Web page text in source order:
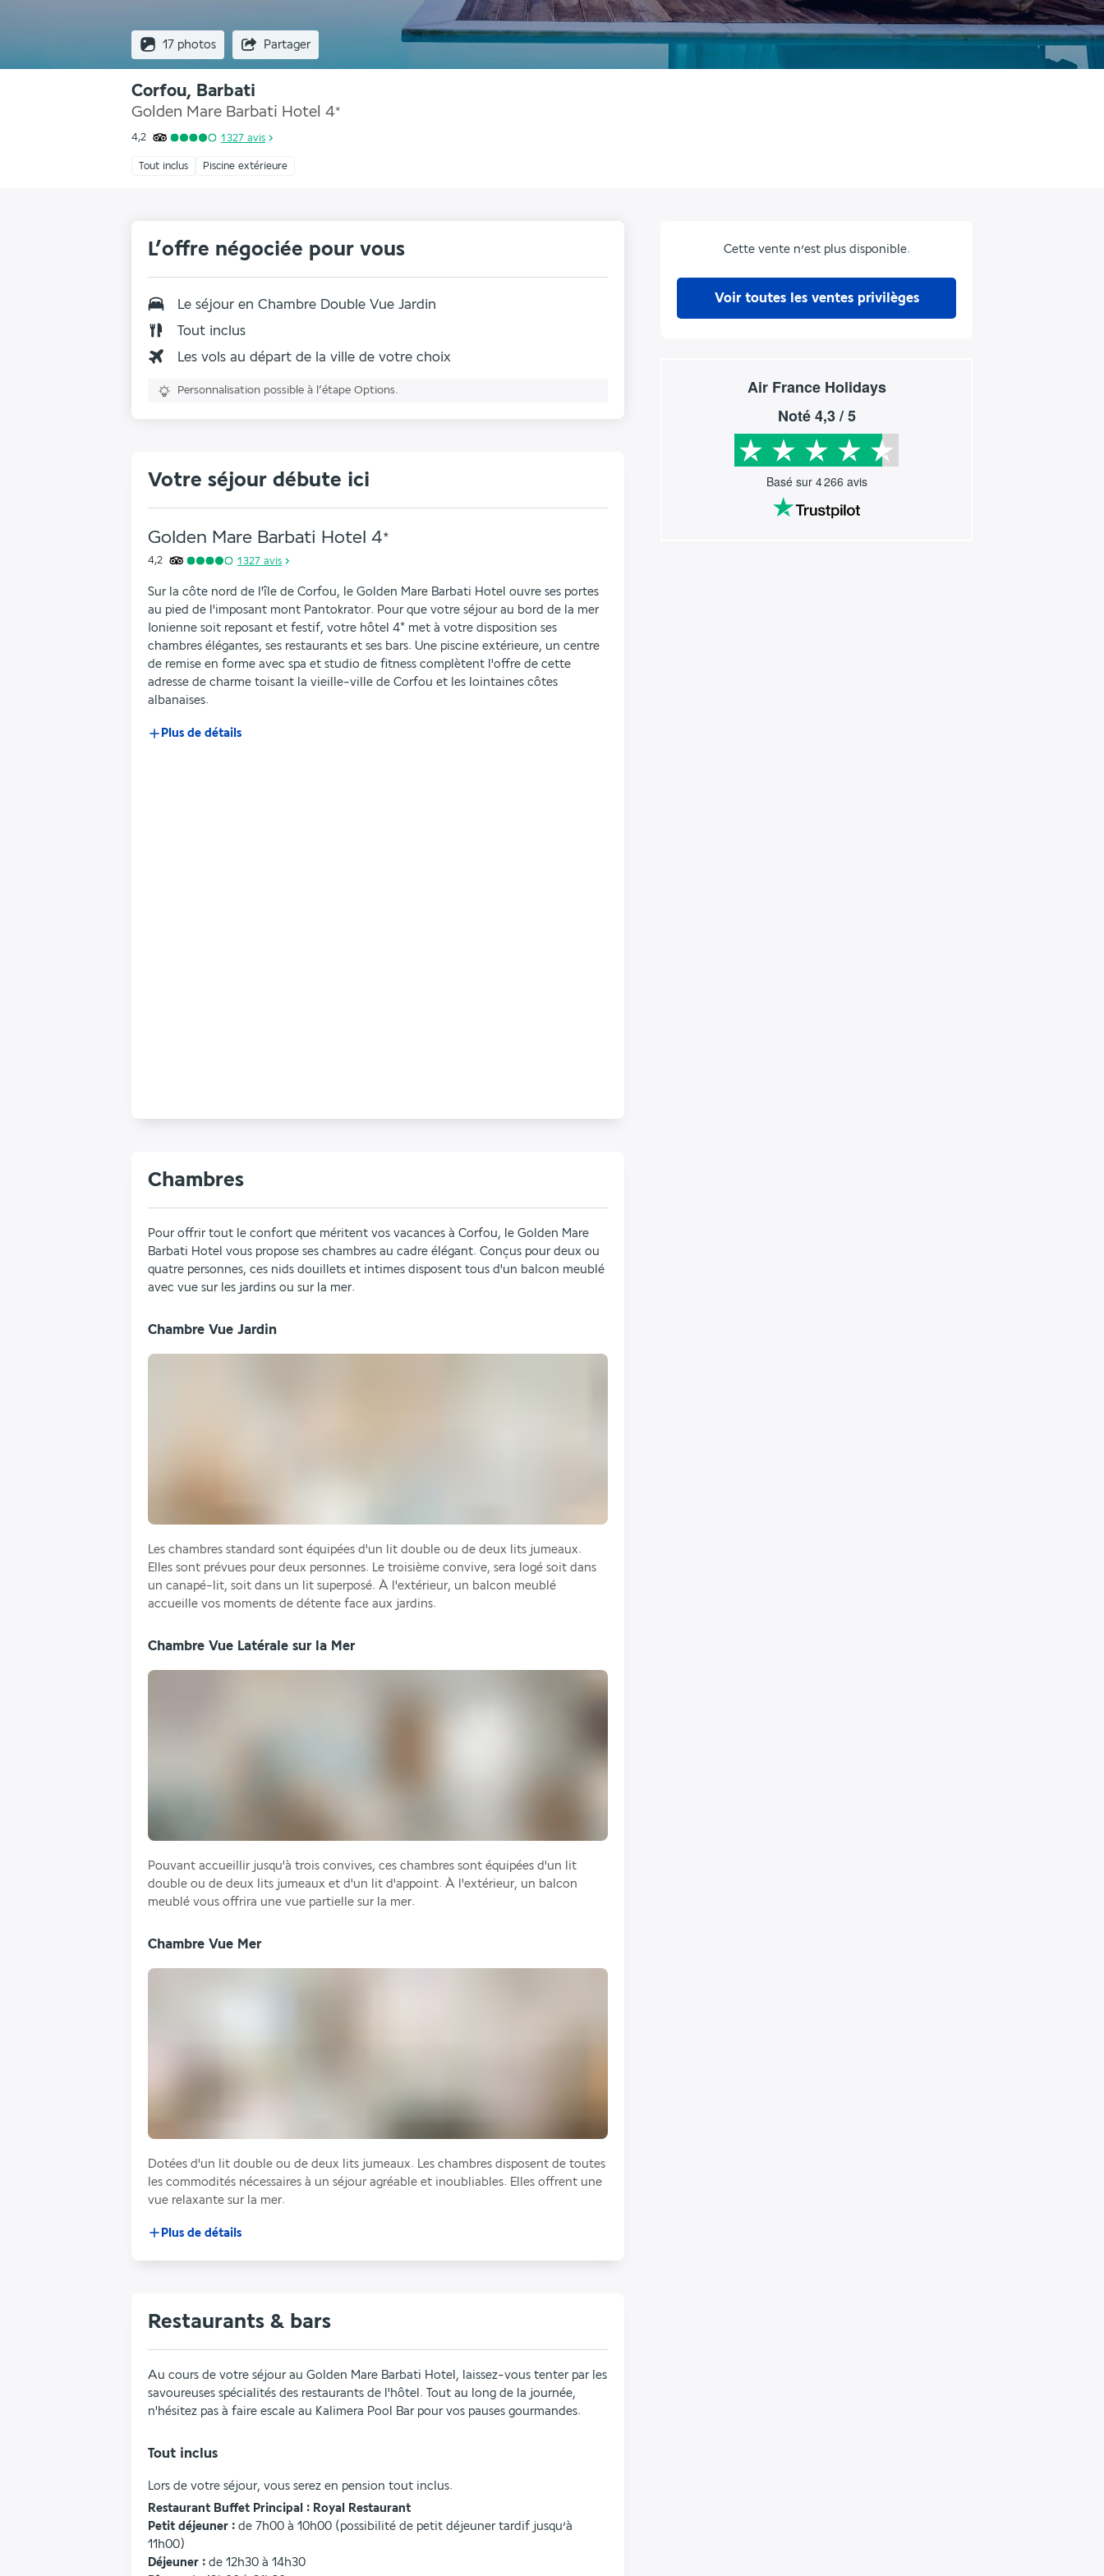
17 photos Partager
Corfou, Barbati
Golden Mare Barbati Hotel 4*
4,2 1 327 avis
Tout inclus Piscine extérieure
Cette vente n’est plus disponible.
Voir toutes les ventes privilèges
Air France Holidays
Noté4,3/ 5
Basé sur 4 266 avis
L’offre négociée pour vous
Le séjour en Chambre Double Vue Jardin
Tout inclus
Les vols au départ de la ville de votre choix
Personnalisation possible à l’étape Options.
Votre séjour débute ici
Golden Mare Barbati Hotel 4*
4,2 1 327 avis
Sur la côte nord de l'île de Corfou, le Golden Mare Barbati Hotel ouvre ses portes
au pied de l'imposant mont Pantokrator. Pour que votre séjour au bord de la mer
Ionienne soit reposant et festif, votre hôtel 4* met à votre disposition ses
chambres élégantes, ses restaurants et ses bars. Une piscine extérieure, un centre
de remise en forme avec spa et studio de fitness complètent l'offre de cette
adresse de charme toisant la vieille-ville de Corfou et les lointaines côtes
albanaises.
Plus de détails
Chambres
Pour offrir tout le confort que méritent vos vacances à Corfou, le Golden Mare
Barbati Hotel vous propose ses chambres au cadre élégant. Conçus pour deux ou
quatre personnes, ces nids douillets et intimes disposent tous d'un balcon meublé
avec vue sur les jardins ou sur la mer.
Chambre Vue Jardin
Les chambres standard sont équipées d'un lit double ou de deux lits jumeaux.
Elles sont prévues pour deux personnes. Le troisième convive, sera logé soit dans
un canapé-lit, soit dans un lit superposé. À l'extérieur, un balcon meublé
accueille vos moments de détente face aux jardins.
Chambre Vue Latérale sur la Mer
Pouvant accueillir jusqu'à trois convives, ces chambres sont équipées d'un lit
double ou de deux lits jumeaux et d'un lit d'appoint. À l'extérieur, un balcon
meublé vous offrira une vue partielle sur la mer.
Chambre Vue Mer
Dotées d'un lit double ou de deux lits jumeaux. Les chambres disposent de toutes
les commodités nécessaires à un séjour agréable et inoubliables. Elles offrent une
vue relaxante sur la mer.
Plus de détails
Restaurants & bars
Au cours de votre séjour au Golden Mare Barbati Hotel, laissez-vous tenter par les
savoureuses spécialités des restaurants de l'hôtel. Tout au long de la journée,
n'hésitez pas à faire escale au Kalimera Pool Bar pour vos pauses gourmandes.
Tout inclus
Lors de votre séjour, vous serez en pension tout inclus.
Restaurant Buffet Principal : Royal Restaurant
Petit déjeuner : de 7h00 à 10h00 (possibilité de petit déjeuner tardif jusqu’à
11h00)
Déjeuner : de 12h30 à 14h30